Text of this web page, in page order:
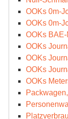
OOKs 0m-
OOKs 0m-
OOKs
OOKs
OOKs
OOKs
OOKs